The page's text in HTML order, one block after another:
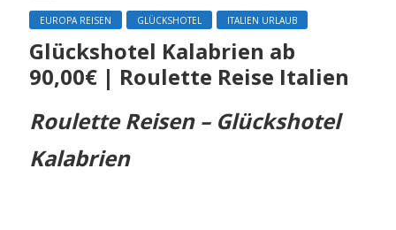
EUROPA REISEN GLÜCKSHOTEL ITALIEN URLAUB
Glückshotel Kalabrien ab
90,00€ | Roulette Reise Italien
Roulette Reisen – Glückshotel
Kalabrien